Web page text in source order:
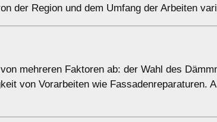
der Region und dem Umfang der Arbeiten
mehreren Faktoren ab: der Wahl des
von Vorarbeiten wie Fassadenreparaturen.